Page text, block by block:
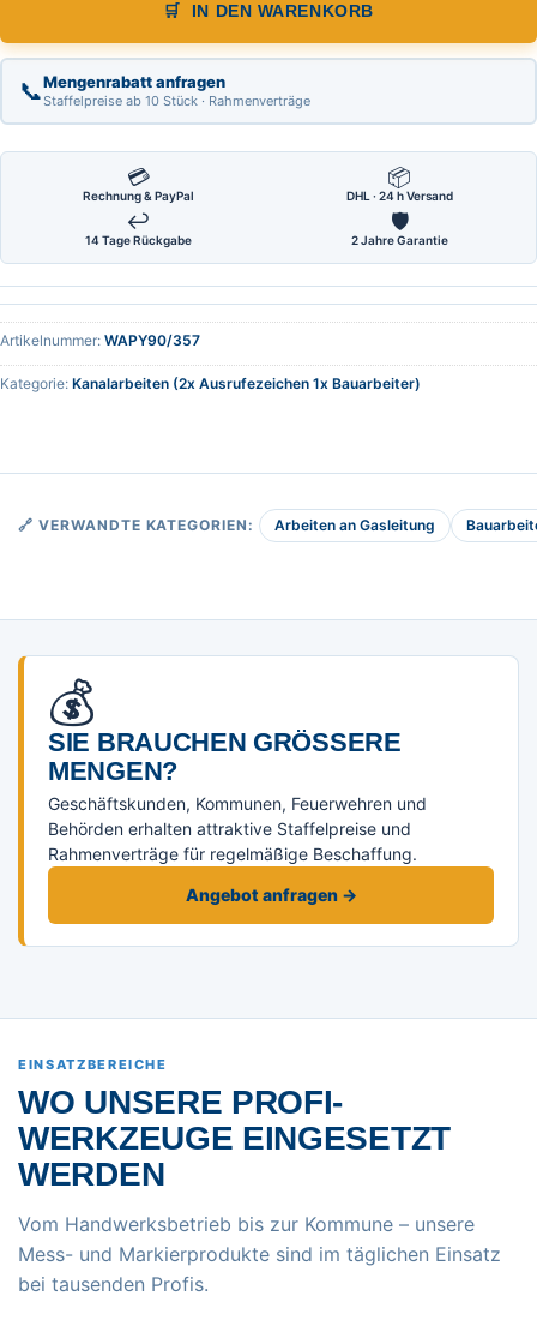
IN DEN WARENKORB
📞Mengenrabatt anfragen
Staffelpreise ab 10 Stück · Rahmenverträge
💳
Rechnung & PayPal
📦
DHL · 24 h Versand
↩
14 Tage Rückgabe
🛡
2 Jahre Garantie
Artikelnummer: WAPY90/357
Kategorie: Kanalarbeiten (2x Ausrufezeichen 1x Bauarbeiter)
🔗 VERWANDTE KATEGORIEN: Arbeiten an Gasleitung
💰
SIE BRAUCHEN GRÖSSERE M
ENGEN?
Geschäftskunden, Kommunen, Feuerwehren und
Behörden erhalten attraktive Staffelpreise und
Rahmenverträge für regelmäßige Beschaffung.
Angebot anfragen →
EINSATZBEREICHE
WO UNSERE PROFI-
WERKZEUGE EINGESETZT
WERDEN
Vom Handwerksbetrieb bis zur Kommune – unsere
Mess- und Markierprodukte sind im täglichen Einsatz
bei tausenden Profis.